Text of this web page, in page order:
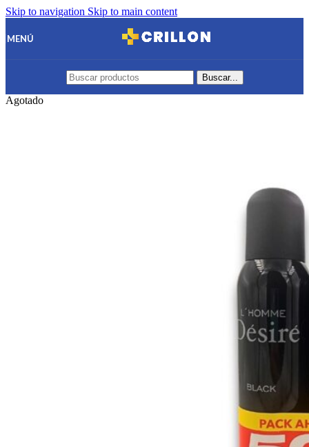
Skip to navigation Skip to main content
MENÚ
Buscar...
Agotado